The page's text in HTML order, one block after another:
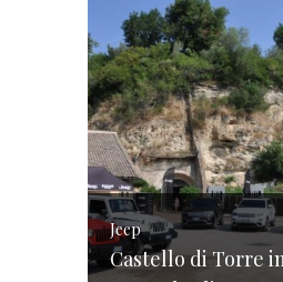
Jeep